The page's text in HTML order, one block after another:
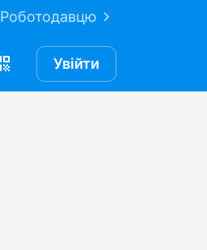
Роботодавцю
Увійти